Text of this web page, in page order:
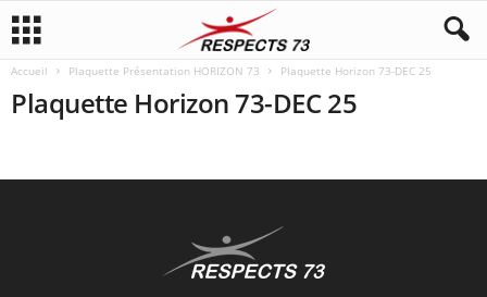
Accueil Plaquette Présentation HORIZON 73 Plaquette Horizon 73-DEC 25
Plaquette Horizon 73-DEC 25